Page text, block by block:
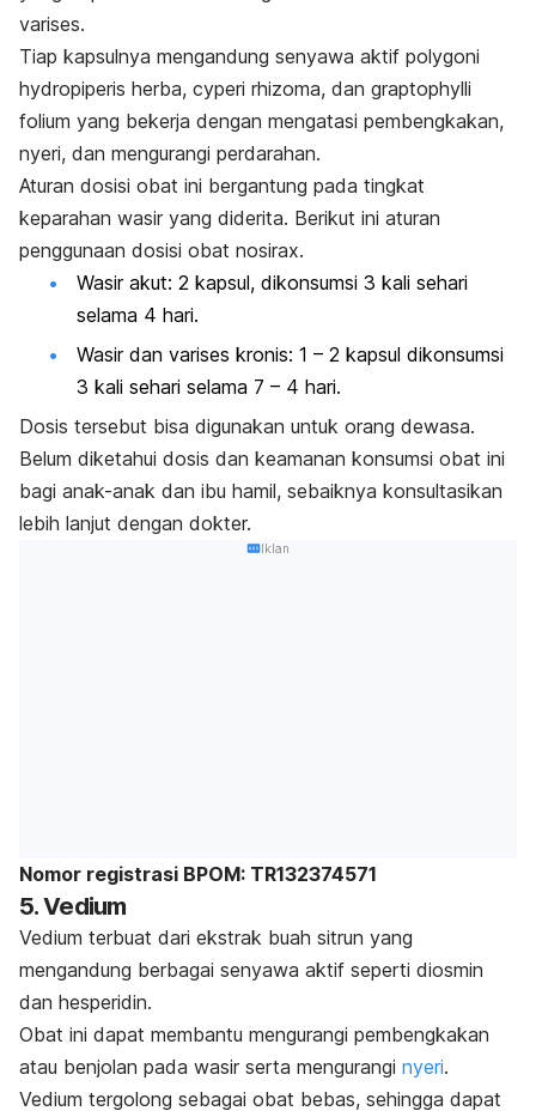
varises.
Tiap kapsulnya mengandung senyawa aktif polygoni
hydropiperis herba, cyperi rhizoma, dan graptophylli
folium yang bekerja dengan mengatasi pembengkakan,
nyeri, dan mengurangi perdarahan.
Aturan dosisi obat ini bergantung pada tingkat
keparahan wasir yang diderita. Berikut ini aturan
penggunaan dosisi obat nosirax.
Wasir akut: 2 kapsul, dikonsumsi 3 kali sehari
selama 4 hari.
Wasir dan varises kronis: 1 – 2 kapsul dikonsumsi
3 kali sehari selama 7 – 4 hari.
Dosis tersebut bisa digunakan untuk orang dewasa.
Belum diketahui dosis dan keamanan konsumsi obat ini
bagi anak-anak dan ibu hamil, sebaiknya konsultasikan
lebih lanjut dengan dokter.
Iklan
Nomor registrasi BPOM: TR132374571
5. Vedium
Vedium terbuat dari ekstrak buah sitrun yang
mengandung berbagai senyawa aktif seperti diosmin
dan hesperidin.
Obat ini dapat membantu mengurangi pembengkakan
atau benjolan pada wasir serta mengurangi nyeri.
Vedium tergolong sebagai obat bebas, sehingga dapat